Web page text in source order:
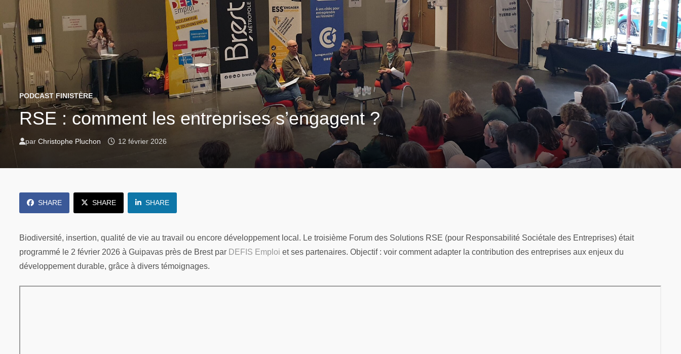
PODCAST FINISTÈRE
RSE : comment les entreprises s’engagent ?
parChristophe Pluchon 12 février 2026
SHARE SHARE SHARE
Biodiversité, insertion, qualité de vie au travail ou encore développement local. Le troisième Forum des Solutions RSE (pour Responsabilité Sociétale des Entreprises) était
programmé le 2 février 2026 à Guipavas près de Brest par DEFIS Emploi et ses partenaires. Objectif : voir comment adapter la contribution des entreprises aux enjeux du
développement durable, grâce à divers témoignages.